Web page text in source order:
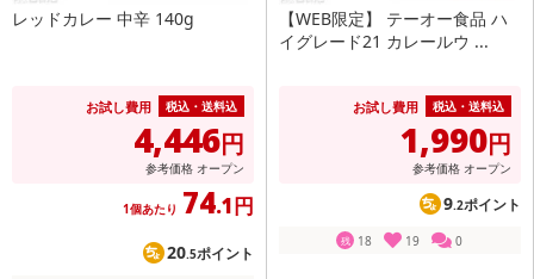
レッドカレー 中辛 140g
お試し費用 税込・送料込
4,446円
参考価格 オープン
1個あたり 74.1円
20.5ポイント
【WEB限定】 テーオー食品 ハ
イグレード21 カレールウ ...
お試し費用 税込・送料込
1,990円
参考価格 オープン
9.2ポイント
残 18 19 0